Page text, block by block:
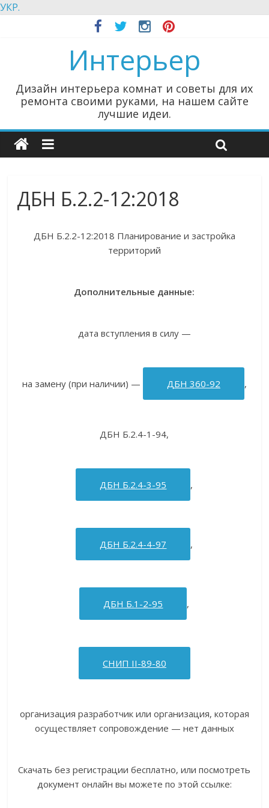
УКР.
Интерьер
Дизайн интерьера комнат и советы для их
ремонта своими руками, на нашем сайте
лучшие идеи.
ДБН Б.2.2-12:2018
ДБН Б.2.2-12:2018 Планирование и застройка
территорий
Дополнительные данные:
дата вступления в силу —
на замену (при наличии) — ДБН 360-92 ,
ДБН Б.2.4-1-94,
ДБН Б.2.4-3-95 ,
ДБН Б.2.4-4-97 ,
ДБН Б.1-2-95 ,
СНИП II-89-80
организация разработчик или организация, которая
осуществляет сопровождение — нет данных
Скачать без регистрации бесплатно, или посмотреть
документ онлайн вы можете по этой ссылке: